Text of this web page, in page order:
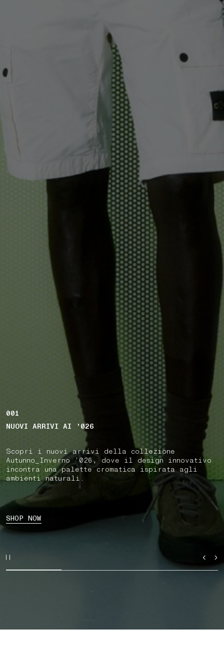
001
NUOVI ARRIVI AI '026
Scopri i nuovi arrivi della collezione
Autunno_Inverno ’026, dove il design innovativo
incontra una palette cromatica ispirata agli
ambienti naturali.
SHOP NOW